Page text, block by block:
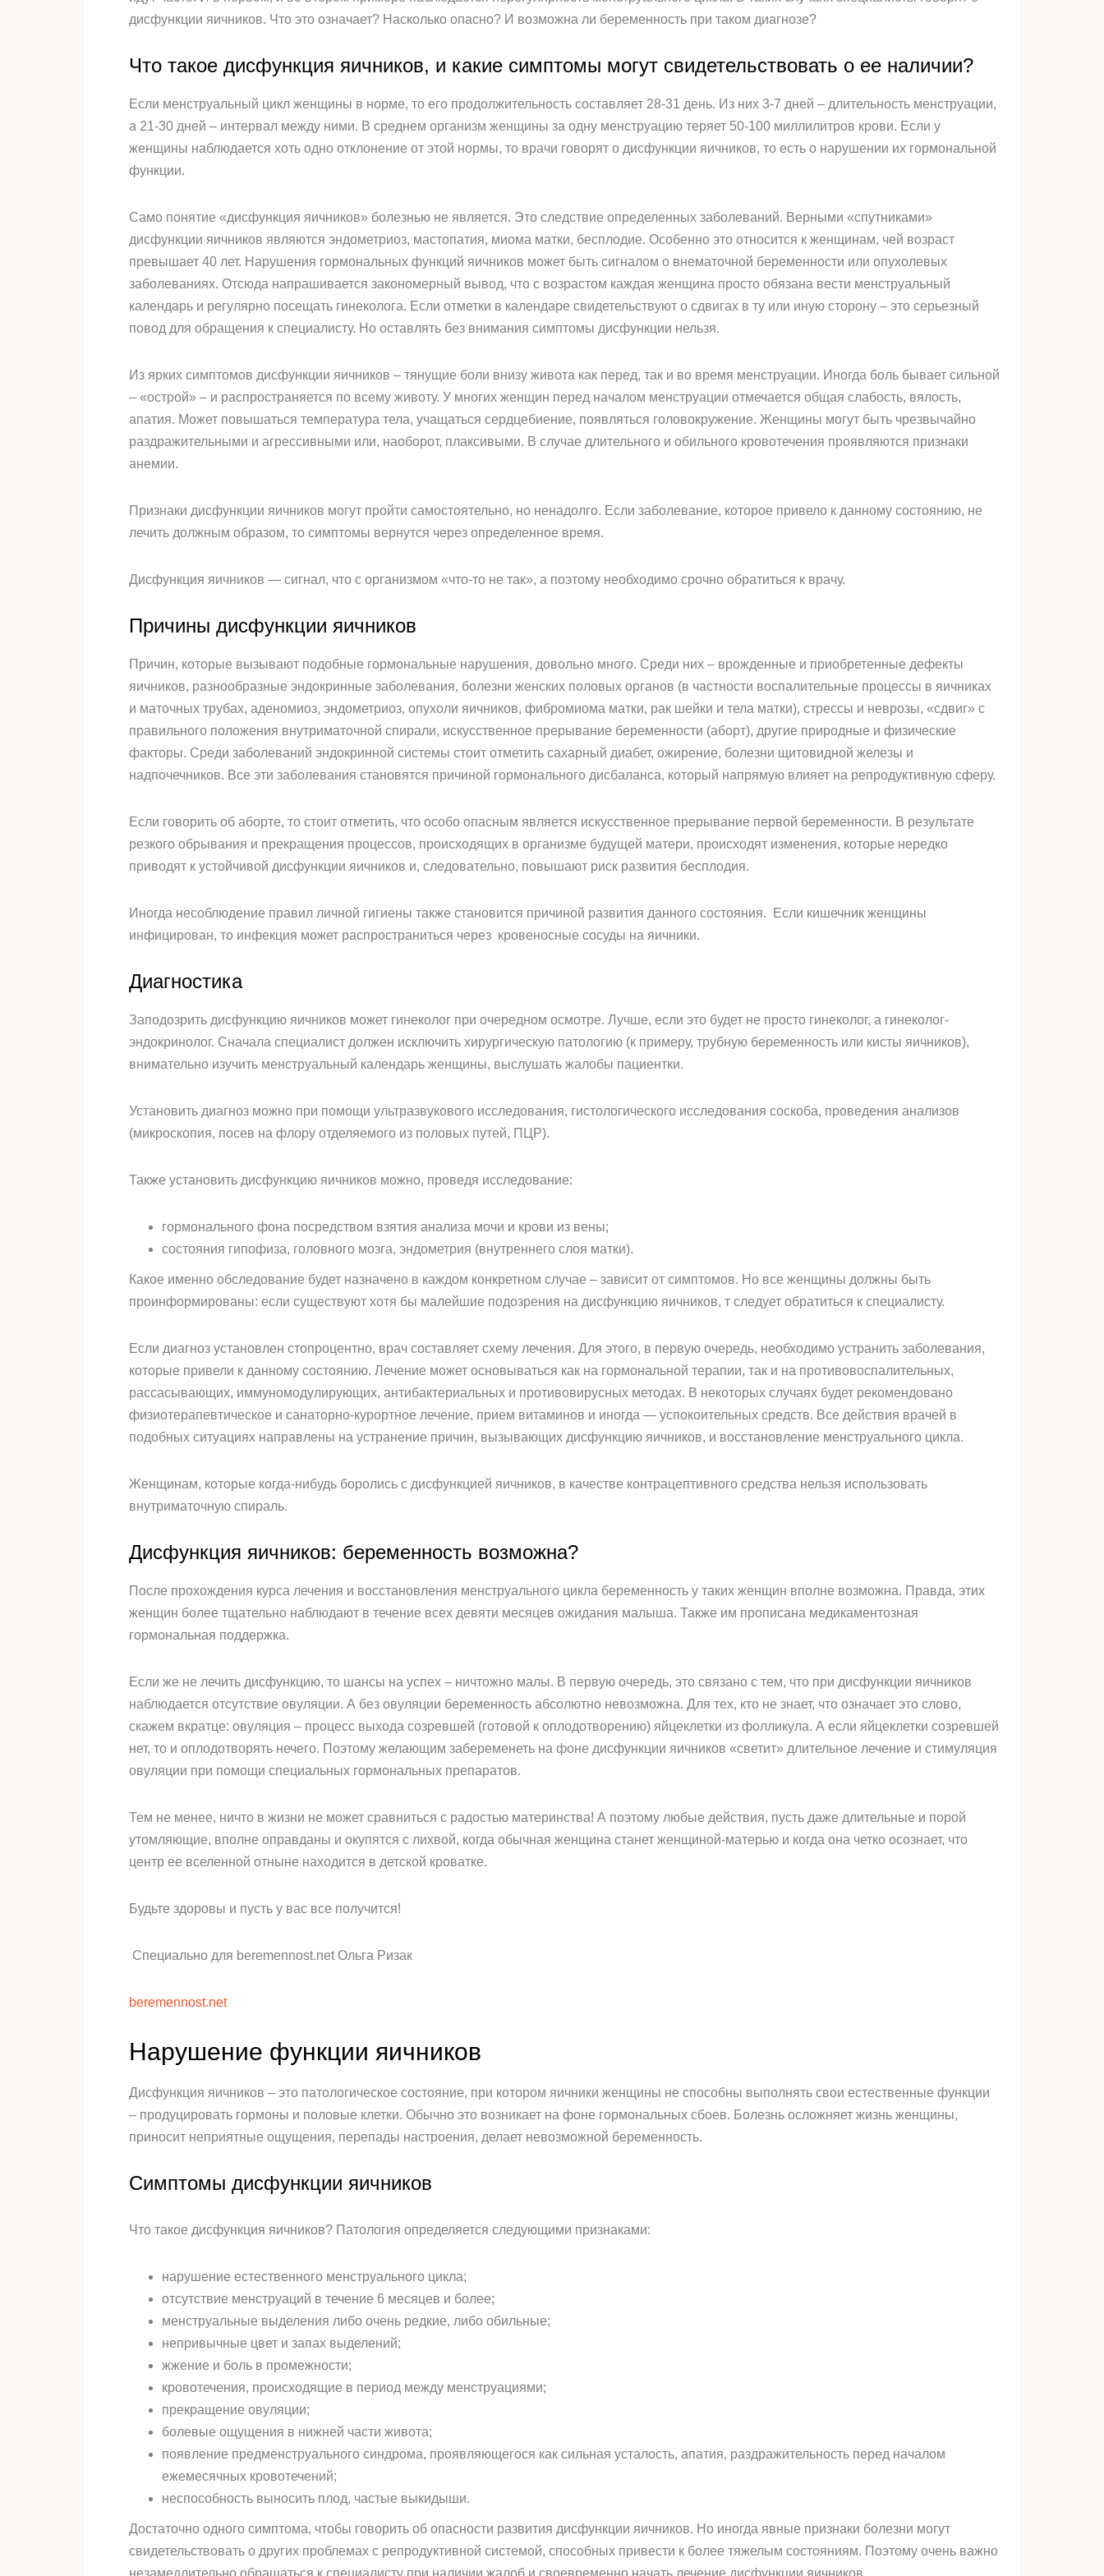
дисфункции яичников. Что это означает? Насколько опасно? И возможна ли беременность при таком диагнозе?
Что такое дисфункция яичников, и какие симптомы могут свидетельствовать о ее наличии?
Если менструальный цикл женщины в норме, то его продолжительность составляет 28-31 день. Из них 3-7 дней – длительность менструации,
а 21-30 дней – интервал между ними. В среднем организм женщины за одну менструацию теряет 50-100 миллилитров крови. Если у
женщины наблюдается хоть одно отклонение от этой нормы, то врачи говорят о дисфункции яичников, то есть о нарушении их гормональной
функции.
Само понятие «дисфункция яичников» болезнью не является. Это следствие определенных заболеваний. Верными «спутниками»
дисфункции яичников являются эндометриоз, мастопатия, миома матки, бесплодие. Особенно это относится к женщинам, чей возраст
превышает 40 лет. Нарушения гормональных функций яичников может быть сигналом о внематочной беременности или опухолевых
заболеваниях. Отсюда напрашивается закономерный вывод, что с возрастом каждая женщина просто обязана вести менструальный
календарь и регулярно посещать гинеколога. Если отметки в календаре свидетельствуют о сдвигах в ту или иную сторону – это серьезный
повод для обращения к специалисту. Но оставлять без внимания симптомы дисфункции нельзя.
Из ярких симптомов дисфункции яичников – тянущие боли внизу живота как перед, так и во время менструации. Иногда боль бывает сильной
– «острой» – и распространяется по всему животу. У многих женщин перед началом менструации отмечается общая слабость, вялость,
апатия. Может повышаться температура тела, учащаться сердцебиение, появляться головокружение. Женщины могут быть чрезвычайно
раздражительными и агрессивными или, наоборот, плаксивыми. В случае длительного и обильного кровотечения проявляются признаки
анемии.
Признаки дисфункции яичников могут пройти самостоятельно, но ненадолго. Если заболевание, которое привело к данному состоянию, не
лечить должным образом, то симптомы вернутся через определенное время.
Дисфункция яичников — сигнал, что с организмом «что-то не так», а поэтому необходимо срочно обратиться к врачу.
Причины дисфункции яичников
Причин, которые вызывают подобные гормональные нарушения, довольно много. Среди них – врожденные и приобретенные дефекты
яичников, разнообразные эндокринные заболевания, болезни женских половых органов (в частности воспалительные процессы в яичниках
и маточных трубах, аденомиоз, эндометриоз, опухоли яичников, фибромиома матки, рак шейки и тела матки), стрессы и неврозы, «сдвиг» с
правильного положения внутриматочной спирали, искусственное прерывание беременности (аборт), другие природные и физические
факторы. Среди заболеваний эндокринной системы стоит отметить сахарный диабет, ожирение, болезни щитовидной железы и
надпочечников. Все эти заболевания становятся причиной гормонального дисбаланса, который напрямую влияет на репродуктивную сферу.
Если говорить об аборте, то стоит отметить, что особо опасным является искусственное прерывание первой беременности. В результате
резкого обрывания и прекращения процессов, происходящих в организме будущей матери, происходят изменения, которые нередко
приводят к устойчивой дисфункции яичников и, следовательно, повышают риск развития бесплодия.
Иногда несоблюдение правил личной гигиены также становится причиной развития данного состояния. Если кишечник женщины
инфицирован, то инфекция может распространиться через кровеносные сосуды на яичники.
Диагностика
Заподозрить дисфункцию яичников может гинеколог при очередном осмотре. Лучше, если это будет не просто гинеколог, а гинеколог-
эндокринолог. Сначала специалист должен исключить хирургическую патологию (к примеру, трубную беременность или кисты яичников),
внимательно изучить менструальный календарь женщины, выслушать жалобы пациентки.
Установить диагноз можно при помощи ультразвукового исследования, гистологического исследования соскоба, проведения анализов
(микроскопия, посев на флору отделяемого из половых путей, ПЦР).
Также установить дисфункцию яичников можно, проведя исследование:
гормонального фона посредством взятия анализа мочи и крови из вены;
состояния гипофиза, головного мозга, эндометрия (внутреннего слоя матки).
Какое именно обследование будет назначено в каждом конкретном случае – зависит от симптомов. Но все женщины должны быть
проинформированы: если существуют хотя бы малейшие подозрения на дисфункцию яичников, т следует обратиться к специалисту.
Если диагноз установлен стопроцентно, врач составляет схему лечения. Для этого, в первую очередь, необходимо устранить заболевания,
которые привели к данному состоянию. Лечение может основываться как на гормональной терапии, так и на противовоспалительных,
рассасывающих, иммуномодулирующих, антибактериальных и противовирусных методах. В некоторых случаях будет рекомендовано
физиотерапевтическое и санаторно-курортное лечение, прием витаминов и иногда — успокоительных средств. Все действия врачей в
подобных ситуациях направлены на устранение причин, вызывающих дисфункцию яичников, и восстановление менструального цикла.
Женщинам, которые когда-нибудь боролись с дисфункцией яичников, в качестве контрацептивного средства нельзя использовать
внутриматочную спираль.
Дисфункция яичников: беременность возможна?
После прохождения курса лечения и восстановления менструального цикла беременность у таких женщин вполне возможна. Правда, этих
женщин более тщательно наблюдают в течение всех девяти месяцев ожидания малыша. Также им прописана медикаментозная
гормональная поддержка.
Если же не лечить дисфункцию, то шансы на успех – ничтожно малы. В первую очередь, это связано с тем, что при дисфункции яичников
наблюдается отсутствие овуляции. А без овуляции беременность абсолютно невозможна. Для тех, кто не знает, что означает это слово,
скажем вкратце: овуляция – процесс выхода созревшей (готовой к оплодотворению) яйцеклетки из фолликула. А если яйцеклетки созревшей
нет, то и оплодотворять нечего. Поэтому желающим забеременеть на фоне дисфункции яичников «светит» длительное лечение и стимуляция
овуляции при помощи специальных гормональных препаратов.
Тем не менее, ничто в жизни не может сравниться с радостью материнства! А поэтому любые действия, пусть даже длительные и порой
утомляющие, вполне оправданы и окупятся с лихвой, когда обычная женщина станет женщиной-матерью и когда она четко осознает, что
центр ее вселенной отныне находится в детской кроватке.
Будьте здоровы и пусть у вас все получится!
Специально для beremennost.net Ольга Ризак
beremennost.net
Нарушение функции яичников
Дисфункция яичников – это патологическое состояние, при котором яичники женщины не способны выполнять свои естественные функции
– продуцировать гормоны и половые клетки. Обычно это возникает на фоне гормональных сбоев. Болезнь осложняет жизнь женщины,
приносит неприятные ощущения, перепады настроения, делает невозможной беременность.
Симптомы дисфункции яичников
Что такое дисфункция яичников? Патология определяется следующими признаками:
нарушение естественного менструального цикла;
отсутствие менструаций в течение 6 месяцев и более;
менструальные выделения либо очень редкие, либо обильные;
непривычные цвет и запах выделений;
жжение и боль в промежности;
кровотечения, происходящие в период между менструациями;
прекращение овуляции;
болевые ощущения в нижней части живота;
появление предменструального синдрома, проявляющегося как сильная усталость, апатия, раздражительность перед началом
ежемесячных кровотечений;
неспособность выносить плод, частые выкидыши.
Достаточно одного симптома, чтобы говорить об опасности развития дисфункции яичников. Но иногда явные признаки болезни могут
свидетельствовать о других проблемах с репродуктивной системой, способных привести к более тяжелым состояниям. Поэтому очень важно
незамедлительно обращаться к специалисту при наличии жалоб и своевременно начать лечение дисфункции яичников.